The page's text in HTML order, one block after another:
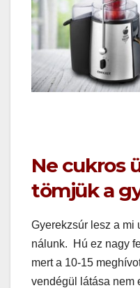
Ne cukros
tömjük a
Gyerekzsúr lesz a mi
nálunk. Hú ez nagy
mert a 10-15
vendégül látása nem